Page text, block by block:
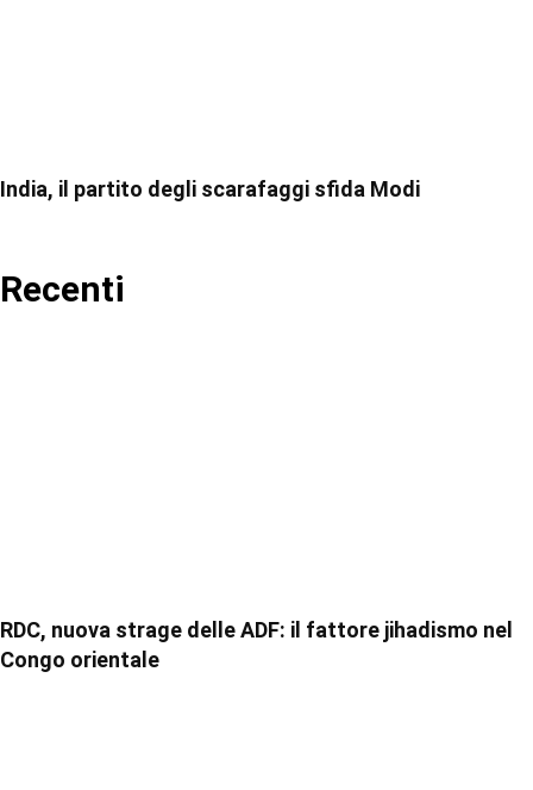
India, il partito degli scarafaggi sfida Modi
Recenti
RDC, nuova strage delle ADF: il fattore jihadismo nel
Congo orientale